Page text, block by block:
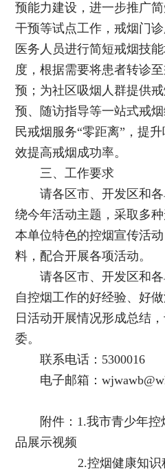
预能力建设，进一步推广
干预等试点工作，戒烟门
医务人员进行简短戒烟技
度，根据需要将患者转诊
预；为社区吸烟人群提供
预、随访指导等一站式戒
民戒烟服务“零距离”，提
效提高戒烟成功率。
三、工作要求
请各区市、开发区和
绕今年活动主题，采取多
本单位特色的控烟宣传活
料，配合开展各项活动。
请各区市、开发区和
自控烟工作的好经验、好
日活动开展情况形成总结
委。
联系电话：5300016
电子邮箱：
附件：1.我市青少年
品展示视频
2.控烟健康知识